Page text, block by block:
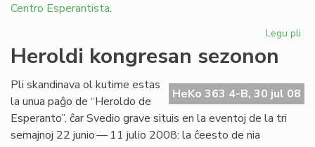
Centro Esperantista.
Legu pli
Heroldi kongresan sezonon
HeKo 363 4-B, 30 jul 08
Pli skandinava ol kutime estas
la unua paĝo de “Heroldo de
Esperanto”, ĉar Svedio grave situis en la eventoj de la tri
semajnoj 22 junio — 11 julio 2008: la ĉeesto de nia